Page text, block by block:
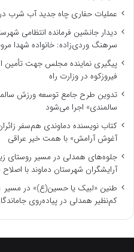
عملیات حفاری چاه جدید آب شرب
دیدار جانشین فرمانده انتظامی
سرهنگ وردی‌زاده: خانواده شهدا
پیگیری نماینده مجلس جهت تأمین
فیروزکوه در وزارت راه
تدوین طرح جامع توسعه ورزش
سالمندی» اجرا می‌شود
کتاب نویسنده دماوندی هم‌سفر
آغوش آرامش» با همت خیر عراقی
جلوه‌های همدلی در مسیر روستای
آرایشگران شهرستان دماوند با
کم‌نظیر همدلی در پیاده‌روی